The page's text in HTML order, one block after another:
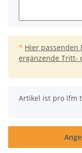
* Hier passenden
ergänzende Tritt-
x
Artikel ist pro lfm